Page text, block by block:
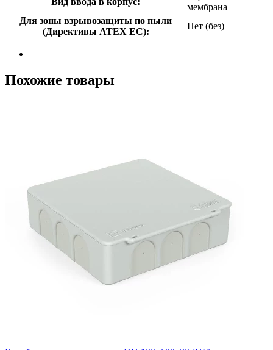
мембрана
Для зоны взрывозащиты по пыли
(Директивы ATEX ЕС):
Нет (без)
Похожие товары